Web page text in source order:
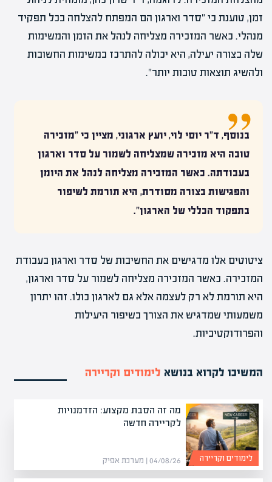
זמן, טוענת כי "סדר וארגון הם המפתח להצלחה בכל תפקיד
מנהלי. כאשר המזכירה מצליחה לנהל את הזמן והמשימות
שלה בצורה יעילה, היא יכולה להתרכז במשימות החשובות
ולהשיג תוצאות טובות יותר".
בנוסף, ד"ר יוסי לוי, יועץ ארגוני, מציין כי "מזכירה
טובה היא מזכירה שמצליחה לשמור על סדר וארגון
בעבודתה. כאשר המזכירה מצליחה לנהל את היומן
והפגישות בצורה מסודרת, היא תורמת לשיפור
בתפקוד הכללי של הארגון".
ציטוטים אלו מדגישים את החשיבות של סדר וארגון בעבודת
המזכירה. כאשר המזכירה מצליחה לשמור על סדר וארגון,
היא תורמת לא רק לעצמה אלא גם לארגון כולו. זהו יתרון
משמעותי שמדגיש את הצורך בשיפור היעילות
והפרודוקטיביות.
המשיכו לקרוא בנושא לימודים וקריירה
מה זה הסבת מקצוע: הזדמנויות
לקריירה חדשה
04/08/26 | מערכת אפיק לימודים וקריירה